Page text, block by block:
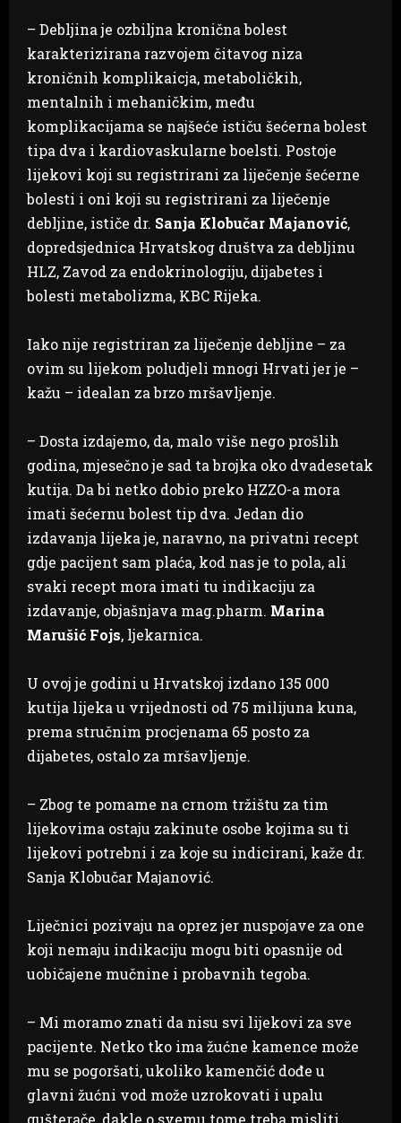
– Debljina je ozbiljna kronična bolest
karakterizirana razvojem čitavog niza
kroničnih komplikaicja, metaboličkih,
mentalnih i mehaničkim, među
komplikacijama se najšeće ističu šećerna bolest
tipa dva i kardiovaskularne boelsti. Postoje
lijekovi koji su registrirani za liječenje šećerne
bolesti i oni koji su registrirani za liječenje
debljine, ističe dr. Sanja Klobučar Majanović,
dopredsjednica Hrvatskog društva za debljinu
HLZ, Zavod za endokrinologiju, dijabetes i
bolesti metabolizma, KBC Rijeka.
Iako nije registriran za liječenje debljine – za
ovim su lijekom poludjeli mnogi Hrvati jer je –
kažu – idealan za brzo mršavljenje.
– Dosta izdajemo, da, malo više nego prošlih
godina, mjesečno je sad ta brojka oko dvadesetak
kutija. Da bi netko dobio preko HZZO-a mora
imati šećernu bolest tip dva. Jedan dio
izdavanja lijeka je, naravno, na privatni recept
gdje pacijent sam plaća, kod nas je to pola, ali
svaki recept mora imati tu indikaciju za
izdavanje, objašnjava mag.pharm. Marina
Marušić Fojs, ljekarnica.
U ovoj je godini u Hrvatskoj izdano 135 000
kutija lijeka u vrijednosti od 75 milijuna kuna,
prema stručnim procjenama 65 posto za
dijabetes, ostalo za mršavljenje.
– Zbog te pomame na crnom tržištu za tim
lijekovima ostaju zakinute osobe kojima su ti
lijekovi potrebni i za koje su indicirani, kaže dr.
Sanja Klobučar Majanović.
Liječnici pozivaju na oprez jer nuspojave za one
koji nemaju indikaciju mogu biti opasnije od
uobičajene mučnine i probavnih tegoba.
– Mi moramo znati da nisu svi lijekovi za sve
pacijente. Netko tko ima žućne kamence može
mu se pogoršati, ukoliko kamenčić dođe u
glavni žućni vod može uzrokovati i upalu
gušterače, dakle o svemu tome treba misliti